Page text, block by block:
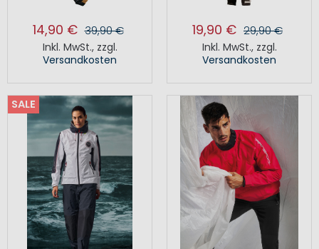
14,90 € 39,90 €
Inkl. MwSt., zzgl.
Versandkosten
19,90 € 29,90 €
Inkl. MwSt., zzgl.
Versandkosten
SALE